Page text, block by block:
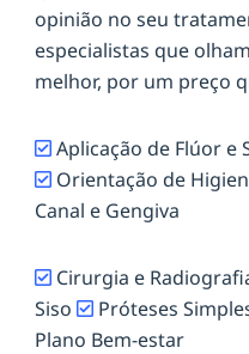
opinião no seu
especialistas que
melhor, por um preço
Aplicação de Flúor e
Orientação de
Canal e Gengiva
Cirurgia e
Siso
Próteses
Plano Bem-estar